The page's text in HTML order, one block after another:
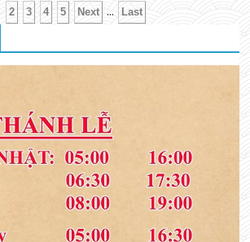
2 3 4 5 Next ... Last